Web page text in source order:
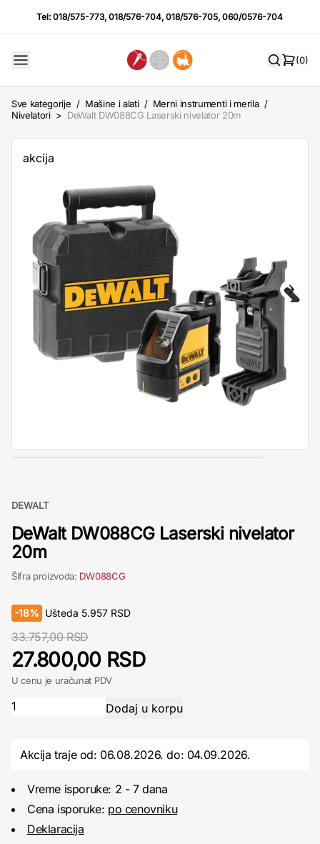
Tel:018/575-773,018/576-704,018/576-705,060/0576-704
(0)
Sve kategorije / Mašine i alati / Merni instrumenti i merila /
Nivelatori > DeWalt DW088CG Laserski nivelator 20m
akcija
DEWALT
DeWalt DW088CG Laserski nivelator
20m
Šifra proizvoda: DW088CG
-18% Ušteda 5.957 RSD
33.757,00 RSD
27.800,00 RSD
U cenu je uračunat PDV
Akcija traje od: 06.08.2026.do: 04.09.2026.
Vreme isporuke: 2 - 7 dana
Cena isporuke: po cenovniku
Deklaracija